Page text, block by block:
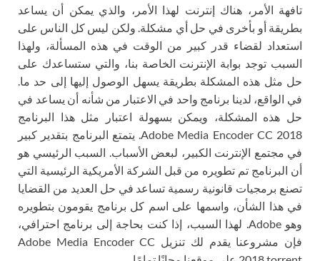
تافهة الأمر، هناك إنترنت لهذا الأمر، والذي يمكن أن يساعد
بطريقة أو بأخرى في حل أي مشكلة. ولكن ليس كل الناس على
استعداد لقضاء قدر كبير من الوقت في هذه المسألة، ولهذا
السبب توجد بوابة الإنترنت الخاصة بنا، والتي ستساعدك على
حل مثل هذه المشكلة بطريقة يسهل الوصول إليها إلى حد ما.
في الواقع، لدينا برنامج واحد في الاعتبار من شأنه أن يساعد في
حل هذه المشكلة، ويمكن بسهولة اعتبار مثل هذا البرنامج
Adobe Media Encoder CC 2018. يتمتع البرنامج بتقدير كبير
في مجتمع الإنترنت الكبير، لبعض الأسباب. السبب الرئيسي هو
أن البرنامج تم تطويره من قبل الشركة الأمريكية الرئيسية التي
تصنع برمجيات قانونية رسمية تساعد في حل العديد من القضايا
في هذا الشأن، واسمها على اسم كل برنامج يقومون بتطويره
وهو Adobe. لهذا السبب، إذا كنت بحاجة إلى برنامج احترافي،
فإن مشروعنا يقدم لك تنزيل Adobe Media Encoder CC